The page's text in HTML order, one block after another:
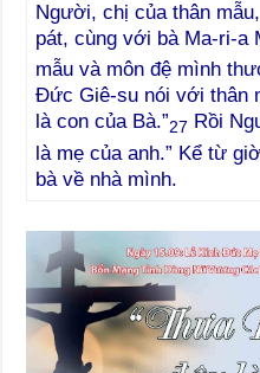
Người, chị của thân
pát, cùng với bà Ma-ri-a
mẫu và môn đệ mình
Đức Giê-su nói với thân
là con của Bà.”27 Rồi
là mẹ của anh.” Kể từ
bà về nhà mình.